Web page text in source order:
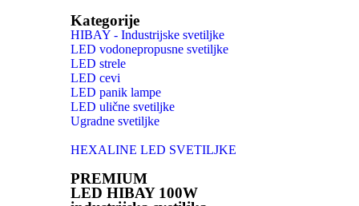
Kategorije
HIBAY - Industrijske svetiljke
LED vodonepropusne svetiljke
LED strele
LED cevi
LED panik lampe
LED ulične svetiljke
Ugradne svetiljke
HEXALINE LED SVETILJKE
PREMIUM
LED HIBAY 100W